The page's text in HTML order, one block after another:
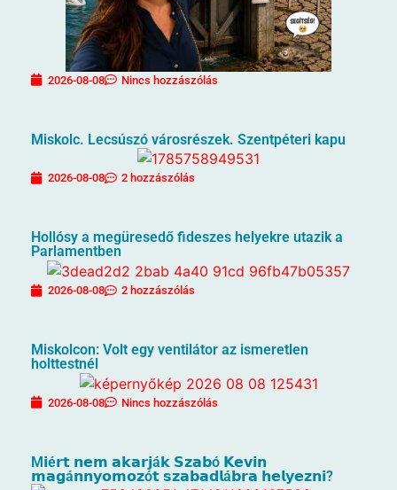
2026-08-08 Nincs hozzászólás
Miskolc. Lecsúszó városrészek. Szentpéteri kapu
2026-08-08 2 hozzászólás
Hollósy a megüresedő fideszes helyekre utazik a
Parlamentben
2026-08-08 2 hozzászólás
Miskolcon: Volt egy ventilátor az ismeretlen
holttestnél
2026-08-08 Nincs hozzászólás
M𝗶é𝗿𝘁 𝗻𝗲𝗺 𝗮𝗸𝗮𝗿𝗷á𝗸 𝗦𝘇𝗮𝗯ó 𝗞𝗲𝘃𝗶𝗻
𝗺𝗮𝗴á𝗻𝗻𝘆𝗼𝗺𝗼𝘇ó𝘁 𝘀𝘇𝗮𝗯𝗮𝗱𝗹á𝗯𝗿𝗮 𝗵𝗲𝗹𝘆𝗲𝘇𝗻𝗶?